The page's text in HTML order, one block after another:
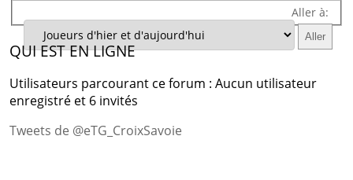
Aller à:
QUI EST EN LIGNE
Utilisateurs parcourant ce forum : Aucun utilisateur
enregistré et 6 invités
Tweets de @eTG_CroixSavoie